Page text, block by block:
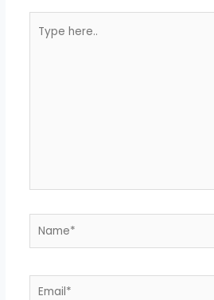
here..
Name*
Email*